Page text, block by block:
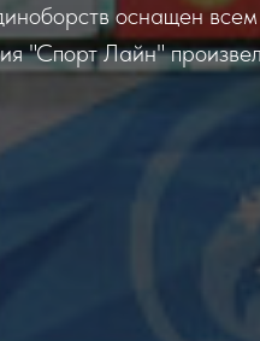
оснащен
"Спорт Лайн"